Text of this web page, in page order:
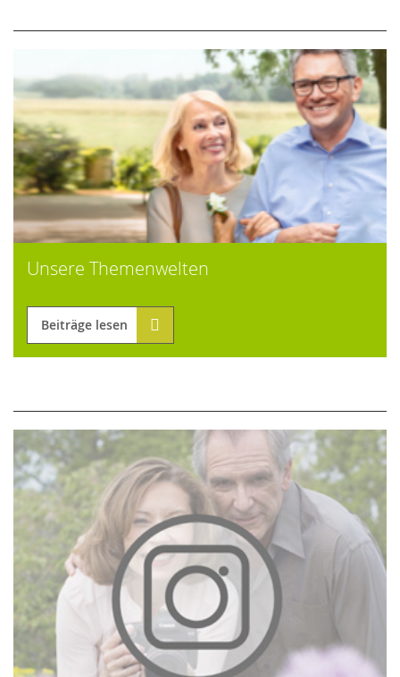
Unsere Themenwelten
Beiträge lesen